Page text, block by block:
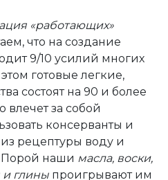
«работающих»
что на создание
9/10 усилий многих
готовые легкие,
состоят на 90 и более
влечет за собой
консерванты и
рецептуры воду и
Порой наши масла, воски,
и глины проигрывают им